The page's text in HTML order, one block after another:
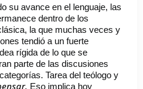
su avance en el lenguaje, las
dentro de los
la que muchas veces y
tendió a un fuerte
rígida de lo que se
parte de las discusiones
Tarea del teólogo y
Eso implica hoy